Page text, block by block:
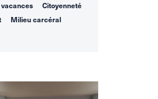
Citoyenneté
Milieu carcéral